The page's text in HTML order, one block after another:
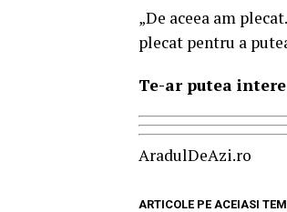
„De aceea am
plecat pentru a
Te-ar putea
AradulDeAzi.ro
ARTICOLE PE ACEIASI